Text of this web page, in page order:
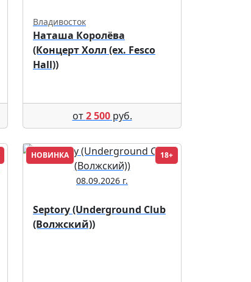
Владивосток
Наташа Королёва
(Концерт Холл (ex. Fesco
Hall))
от2 500руб.
НОВИНКА 18+
08.09.2026 г.
Septory (Underground Club
(Волжский))